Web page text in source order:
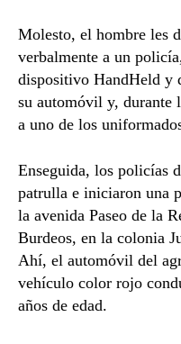
Molesto, el hombre les
verbalmente a un
dispositivo HandHeld y
su automóvil y, durante
a uno de los
Enseguida, los policías
patrulla e iniciaron una
la avenida Paseo de la
Burdeos, en la colonia
Ahí, el automóvil del
vehículo color rojo
años de edad.